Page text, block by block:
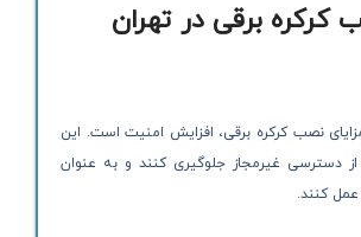
کرکره برقی در تهران
نصب کرکره برقی، افزایش امنیت است. این
از دسترسی غیرمجاز جلوگیری کنند و به عنوان
کنند.